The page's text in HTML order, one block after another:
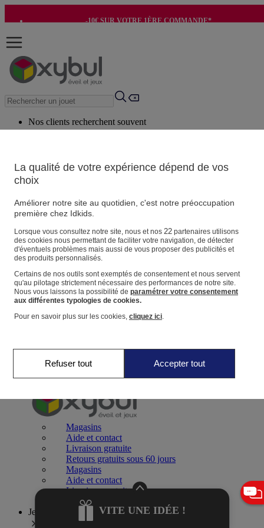
-10€ SUR VOTRE 1ÈRE COMMANDE*
Nos clients recherchent souvent
Conseils suggérés
Produits suggérés
Vos informations personnelles
Suivre une commande
Magasin
Panier
Favoris
Jeux 0-2 ans
Magasins
Aide et contact
Livraison gratuite
Retours gratuits sous 60 jours
Magasins
Aide et contact
Livraison gratuite
Retours gratuits sous 60 jours
Jeux 2-4 ans
VITE UNE IDÉE !
La qualité de votre expérience dépend de vos
choix
Améliorer notre site au quotidien, c'est notre préoccupation
première chez Idkids.
Lorsque vous consultez notre site, nous et nos 22partenaires utilisons
des cookies nous permettant de faciliter votre navigation, de détecter
d'éventuels problèmes mais aussi de vous proposer des publicités et
des produits personnalisés.
Certains de nos outils sont exemptés de consentement et nous servent
qu'au pilotage strictement nécessaire des performances de notre site.
Nous vous laissons la possibilité de paramétrer votre consentement
aux différentes typologies de cookies.
Pour en savoir plus sur les cookies, cliquez ici.
Refuser tout Accepter tout